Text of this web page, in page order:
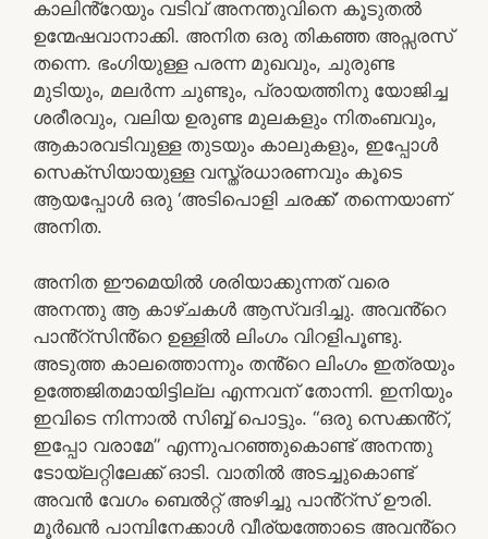
കാലിൻ്റേയും വടിവ് അനന്തുവിനെ കൂടുതൽ
ഉന്മേഷവാനാക്കി. അനിത ഒരു തികഞ്ഞ അപ്സരസ്
തന്നെ. ഭംഗിയുള്ള പരന്ന മുഖവും, ചുരുണ്ട
മുടിയും, മലർന്ന ചുണ്ടും, പ്രായത്തിനു യോജിച്ച
ശരീരവും, വലിയ ഉരുണ്ട മുലകളും നിതംബവും,
ആകാരവടിവുള്ള തുടയും കാലുകളും, ഇപ്പോൾ
സെക്‌സിയായുള്ള വസ്ത്രധാരണവും കൂടെ
ആയപ്പോൾ ഒരു ‘അടിപൊളി ചരക്ക്’ തന്നെയാണ്
അനിത.
അനിത ഈമെയിൽ ശരിയാക്കുന്നത് വരെ
അനന്തു ആ കാഴ്ചകൾ ആസ്വദിച്ചു. അവൻ്റെ
പാൻ്റ്സിൻ്റെ ഉള്ളിൽ ലിംഗം വിറളിപൂണ്ടു.
അടുത്ത കാലത്തൊന്നും തൻ്റെ ലിംഗം ഇത്രയും
ഉത്തേജിതമായിട്ടില്ല എന്നവന് തോന്നി. ഇനിയും
ഇവിടെ നിന്നാൽ സിബ്ബ് പൊട്ടും. “ഒരു സെക്കൻ്റ്,
ഇപ്പോ വരാമേ” എന്നുപറഞ്ഞുകൊണ്ട് അനന്തു
ടോയ്‌ലറ്റിലേക്ക് ഓടി. വാതിൽ അടച്ചുകൊണ്ട്
അവൻ വേഗം ബെൽറ്റ് അഴിച്ചു പാൻ്റ്‌സ് ഊരി.
മൂർഖൻ പാമ്പിനേക്കാൾ വീര്യത്തോടെ അവൻ്റെ